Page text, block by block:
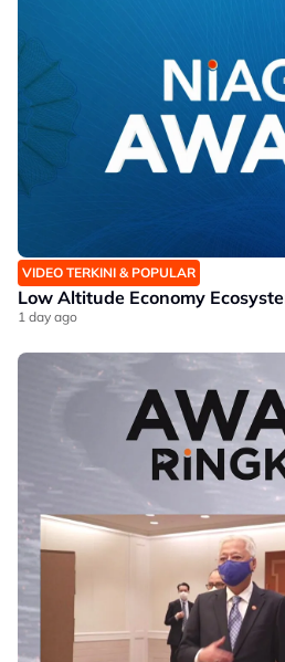
VIDEO TERKINI & POPULAR
Low Altitude Economy
1 day ago